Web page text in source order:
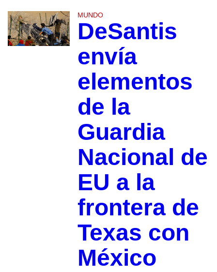
MUNDO
DeSantis
envía
elementos
de la
Guardia
Nacional de
EU a la
frontera de
Texas con
México